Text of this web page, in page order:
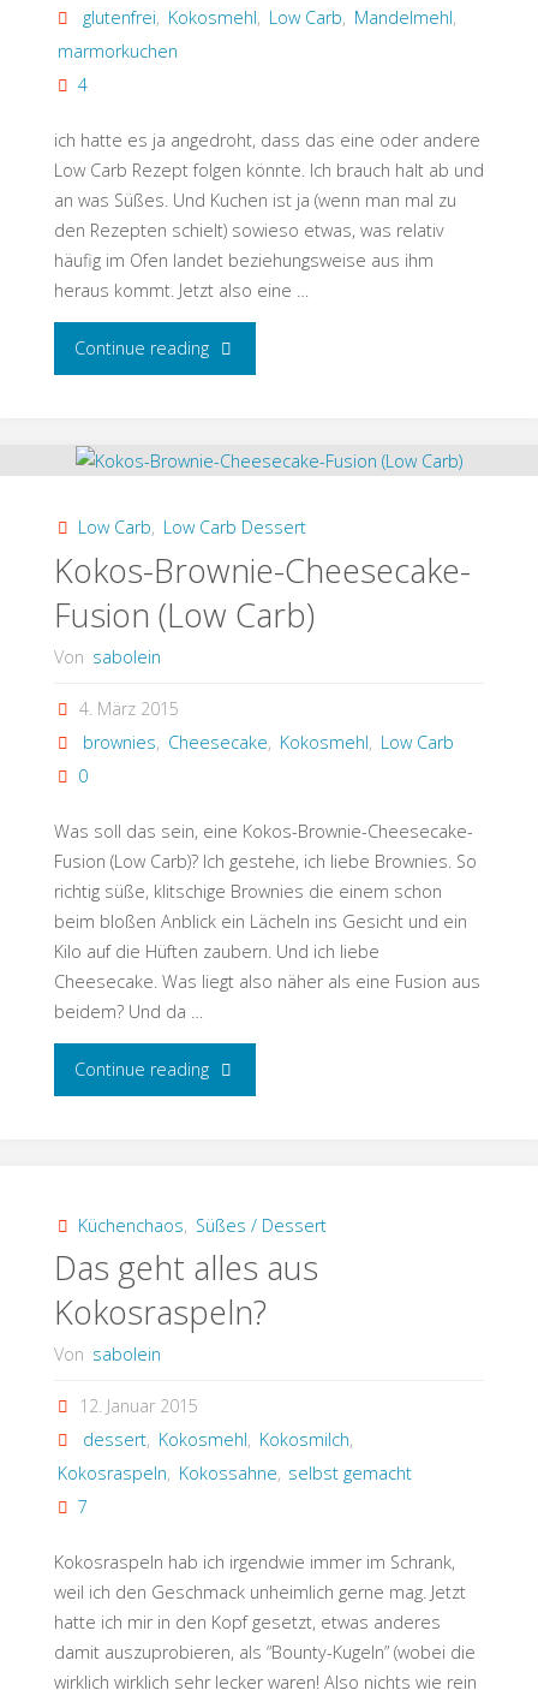
glutenfrei, Kokosmehl, Low Carb, Mandelmehl,
marmorkuchen
4
ich hatte es ja angedroht, dass das eine oder andere
Low Carb Rezept folgen könnte. Ich brauch halt ab und
an was Süßes. Und Kuchen ist ja (wenn man mal zu
den Rezepten schielt) sowieso etwas, was relativ
häufig im Ofen landet beziehungsweise aus ihm
heraus kommt. Jetzt also eine …
Continue reading"Mandel-
Kokosmehl
Carb)"
Low Carb, Low Carb Dessert
Kokos-Brownie-Cheesecake-
Fusion (Low Carb)
Von sabolein
4. März 2015
brownies, Cheesecake, Kokosmehl, Low Carb
0
Was soll das sein, eine Kokos-Brownie-Cheesecake-
Fusion (Low Carb)? Ich gestehe, ich liebe Brownies. So
richtig süße, klitschige Brownies die einem schon
beim bloßen Anblick ein Lächeln ins Gesicht und ein
Kilo auf die Hüften zaubern. Und ich liebe
Cheesecake. Was liegt also näher als eine Fusion aus
beidem? Und da …
Continue reading"Kokos-
Fusion
(Low
Carb)"
Küchenchaos, Süßes / Dessert
Das geht alles aus
Kokosraspeln?
Von sabolein
12. Januar 2015
dessert, Kokosmehl, Kokosmilch,
Kokosraspeln, Kokossahne, selbst gemacht
7
Kokosraspeln hab ich irgendwie immer im Schrank,
weil ich den Geschmack unheimlich gerne mag. Jetzt
hatte ich mir in den Kopf gesetzt, etwas anderes
damit auszuprobieren, als “Bounty-Kugeln” (wobei die
wirklich wirklich sehr lecker waren! Also nichts wie rein